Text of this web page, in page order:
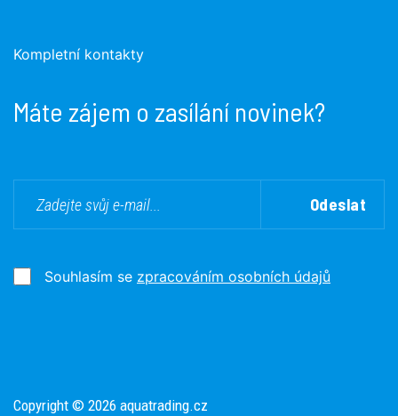
Kompletní kontakty
Máte zájem o zasílání novinek?
Souhlasím se zpracováním osobních údajů
Odeslat
Copyright © 2026 aquatrading.cz